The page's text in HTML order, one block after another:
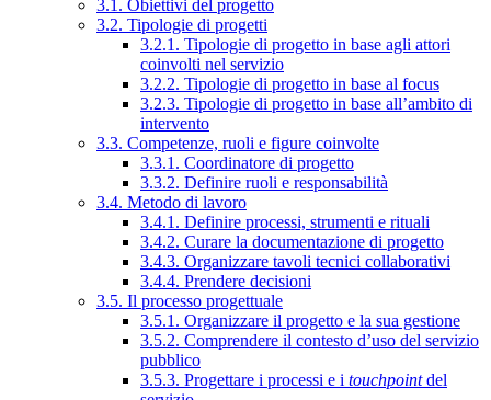
3.1. Obiettivi del progetto
3.2. Tipologie di progetti
3.2.1. Tipologie di progetto in base agli attori
coinvolti nel servizio
3.2.2. Tipologie di progetto in base al focus
3.2.3. Tipologie di progetto in base all’ambito di
intervento
3.3. Competenze, ruoli e figure coinvolte
3.3.1. Coordinatore di progetto
3.3.2. Definire ruoli e responsabilità
3.4. Metodo di lavoro
3.4.1. Definire processi, strumenti e rituali
3.4.2. Curare la documentazione di progetto
3.4.3. Organizzare tavoli tecnici collaborativi
3.4.4. Prendere decisioni
3.5. Il processo progettuale
3.5.1. Organizzare il progetto e la sua gestione
3.5.2. Comprendere il contesto d’uso del servizio
pubblico
3.5.3. Progettare i processi e i touchpointdel